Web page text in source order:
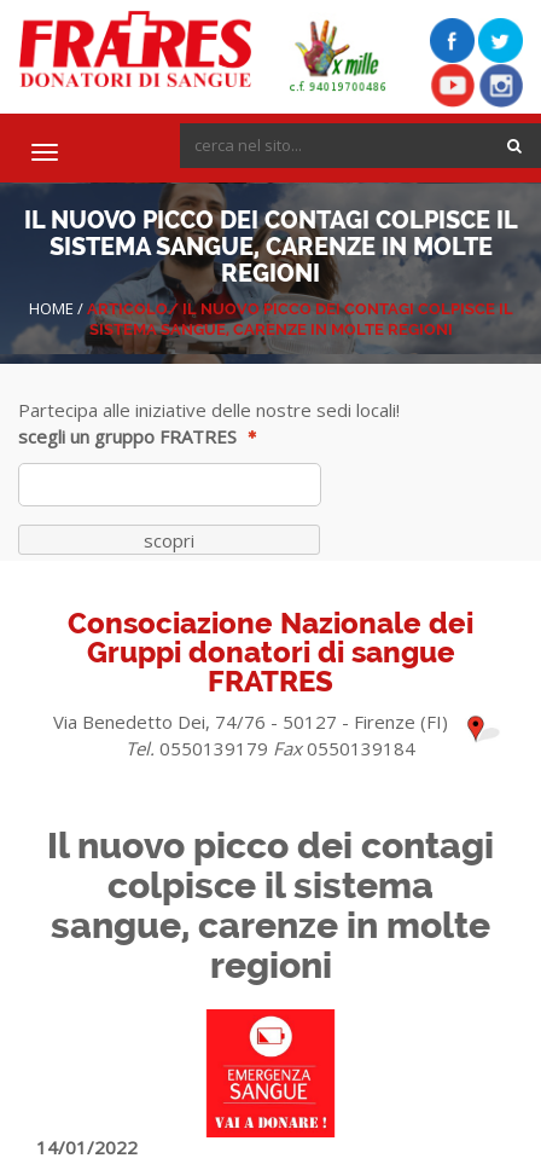
Toggle
IL NUOVO PICCO DEI CONTAGI COLPISCE IL
SISTEMA SANGUE, CARENZE IN MOLTE
REGIONI
HOME / ARTICOLO/ IL NUOVO PICCO DEI CONTAGI COLPISCE IL
SISTEMA SANGUE, CARENZE IN MOLTE REGIONI
Partecipa alle iniziative delle nostre sedi locali!
scegli un gruppo FRATRES
scopri
Consociazione Nazionale dei
Gruppi donatori di sangue
FRATRES
Via Benedetto Dei, 74/76 - 50127 - Firenze (FI)
Tel. 0550139179 Fax0550139184
Il nuovo picco dei contagi
colpisce il sistema
sangue, carenze in molte
regioni
14/01/2022